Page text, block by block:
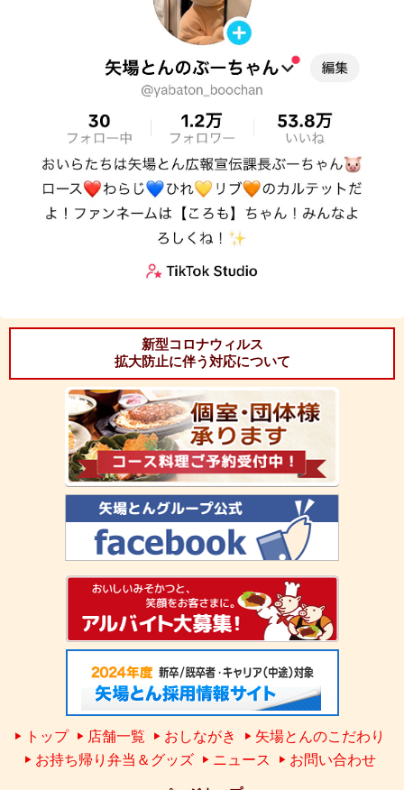
新型コロナウィルス
拡大防止に伴う対応について
トップ 店舗一覧 おしながき
矢場とんのこだわり
お持ち帰り弁当＆グッズ
ニュース お問い合わせ